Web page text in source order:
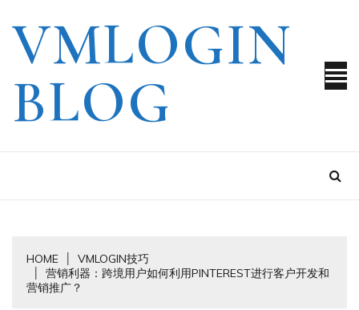
content
VMLOGIN
BLOG
HOME
VMLOGIN技巧
营销利器：跨境用户如何利用PINTEREST进行客户开发和
营销推广？